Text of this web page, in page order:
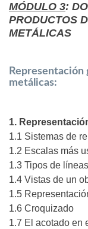
MÓDULO 3:
PRODUCTOS
METÁLICAS
metálicas:
1.
1.1 Sistemas de
1.2 Escalas más
1.3 Tipos de
1.4 Vistas de un
1.5
1.6 Croquizado
1.7 El acotado en